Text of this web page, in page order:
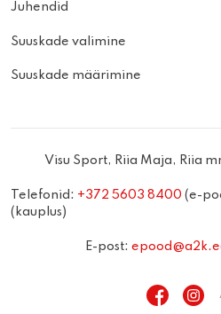
Juhendid
Suuskade valimine
Suuskade määrimine
Visu Sport, Riia Maja, Riia
Telefonid: +372 5603 8400 (e-
(kauplus)
E-post: